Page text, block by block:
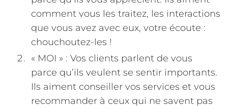
comment vous les traitez, les interactions
que vous avez avec eux, votre écoute :
chouchoutez-les !
« MOI » : Vos clients parlent de vous
parce qu’ils veulent se sentir importants.
Ils aiment conseiller vos services et vous
recommander à ceux qui ne savent pas